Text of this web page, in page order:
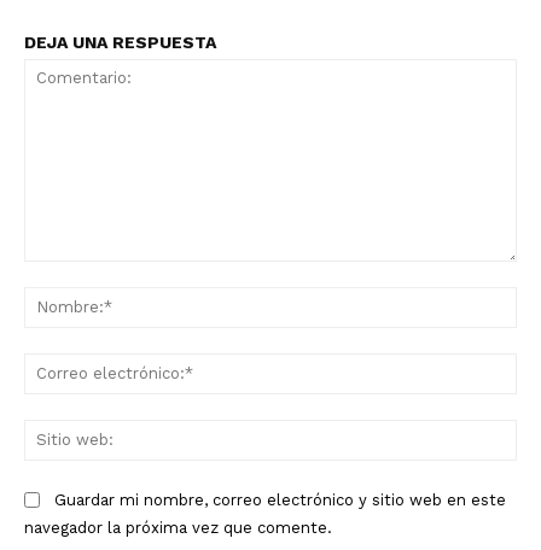
DEJA UNA RESPUESTA
Guardar mi nombre, correo electrónico y sitio web en este
navegador la próxima vez que comente.